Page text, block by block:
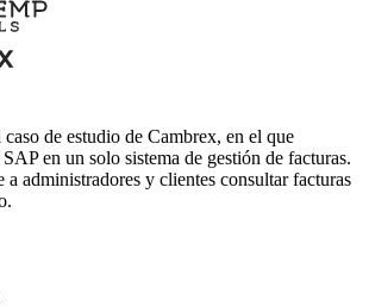
de estudio de Cambrex, en el que
en un solo sistema de gestión de facturas.
a administradores y clientes consultar facturas